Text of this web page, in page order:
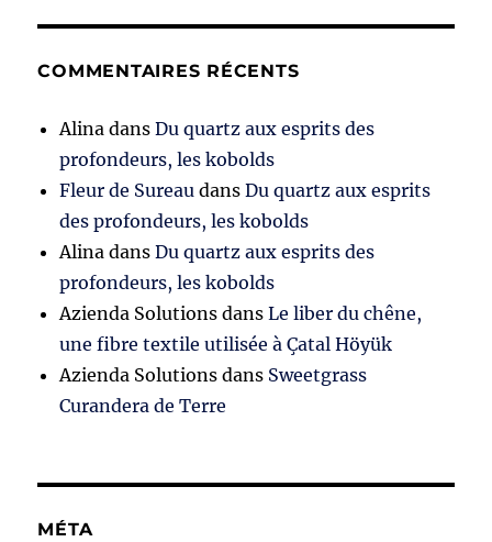
COMMENTAIRES RÉCENTS
Alina dansDu quartz aux esprits des
profondeurs, les kobolds
Fleur de Sureau dansDu quartz aux esprits
des profondeurs, les kobolds
Alina dansDu quartz aux esprits des
profondeurs, les kobolds
Azienda Solutions dansLe liber du chêne,
une fibre textile utilisée à Çatal Höyük
Azienda Solutions dans Sweetgrass
Curandera de Terre
MÉTA